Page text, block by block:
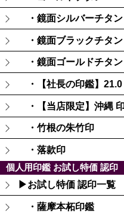
・鏡面シルバーチタン
・鏡面ブラックチタン
・鏡面ゴールドチタン
・【社長の印鑑】21.0
・【当店限定】沖縄
・竹根の朱竹印
・落款印
個人用印鑑 お試し特価 認印
▶お試し特価 認印一覧
・薩摩本柘印鑑